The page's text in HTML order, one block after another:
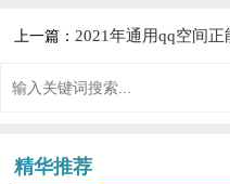
上一篇： 2021年通用qq空间正
精华推荐